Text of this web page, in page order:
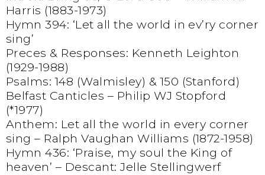
Harris (1883-1973)
Hymn 394: ‘Let all the world in ev’ry corner
sing’
Preces & Responses: Kenneth Leighton
(1929-1988)
Psalms: 148 (Walmisley) & 150 (Stanford)
Belfast Canticles – Philip WJ Stopford
(*1977)
Anthem: Let all the world in every corner
sing – Ralph Vaughan Williams (1872-1958)
Hymn 436: ‘Praise, my soul the King of
heaven’ – Descant: Jelle Stellingwerf